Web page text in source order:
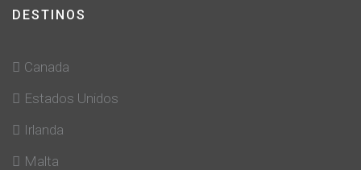
DESTINOS
Canada
Estados Unidos
Irlanda
Malta